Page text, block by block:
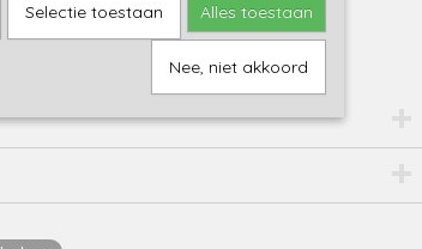
Selectie toestaan Alles toestaan
Nee, niet akkoord